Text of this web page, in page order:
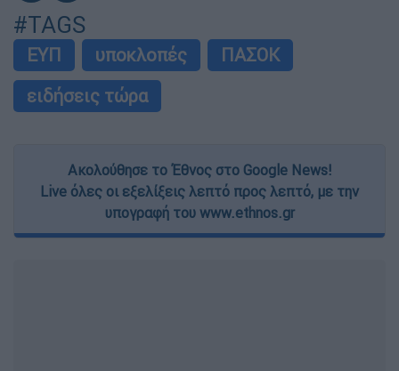
#TAGS
ΕΥΠ υποκλοπές
ΠΑΣΟΚ
ειδήσεις τώρα
Ακολούθησε το Έθνος στο Google News!
Live όλες οι εξελίξεις λεπτό προς λεπτό, με την
υπογραφή του www.ethnos.gr